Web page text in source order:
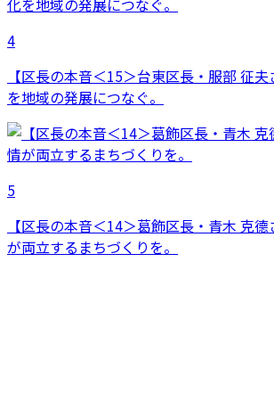
4
【区長の本音＜15＞台東区長・服部 征
を地域の発展につなぐ。
5
【区長の本音＜14＞葛飾区長・青木 克
が両立するまちづくりを。